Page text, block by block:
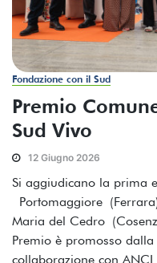
Fondazione con il Sud
Premio
Sud Vivo
12 Giugno 2026
Si aggiudicano la prima
Portomaggiore
Maria del Cedro
Premio è promosso
collaborazione con